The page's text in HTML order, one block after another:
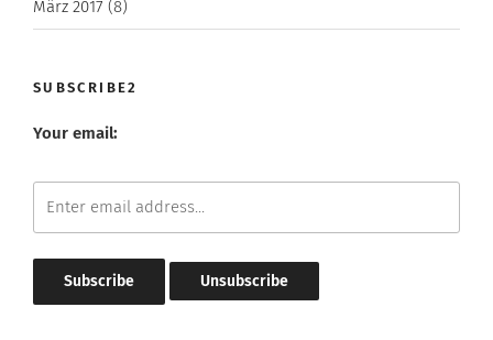
März 2017 (8)
SUBSCRIBE2
Your email: